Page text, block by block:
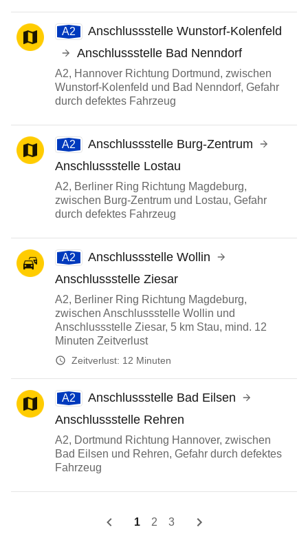
A2
Anschlussstelle Wunstorf-Kolenfeld
Anschlussstelle Bad Nenndorf
A2, Hannover Richtung Dortmund, zwischen
Wunstorf-Kolenfeld und Bad Nenndorf, Gefahr
durch defektes Fahrzeug
A2
Anschlussstelle Burg-Zentrum
Anschlussstelle Lostau
A2, Berliner Ring Richtung Magdeburg,
zwischen Burg-Zentrum und Lostau, Gefahr
durch defektes Fahrzeug
A2
Anschlussstelle Wollin
Anschlussstelle Ziesar
A2, Berliner Ring Richtung Magdeburg,
zwischen Anschlussstelle Wollin und
Anschlussstelle Ziesar, 5 km Stau, mind. 12
Minuten Zeitverlust
Zeitverlust: 12 Minuten
A2
Anschlussstelle Bad Eilsen
Anschlussstelle Rehren
A2, Dortmund Richtung Hannover, zwischen
Bad Eilsen und Rehren, Gefahr durch defektes
Fahrzeug
1 2 3